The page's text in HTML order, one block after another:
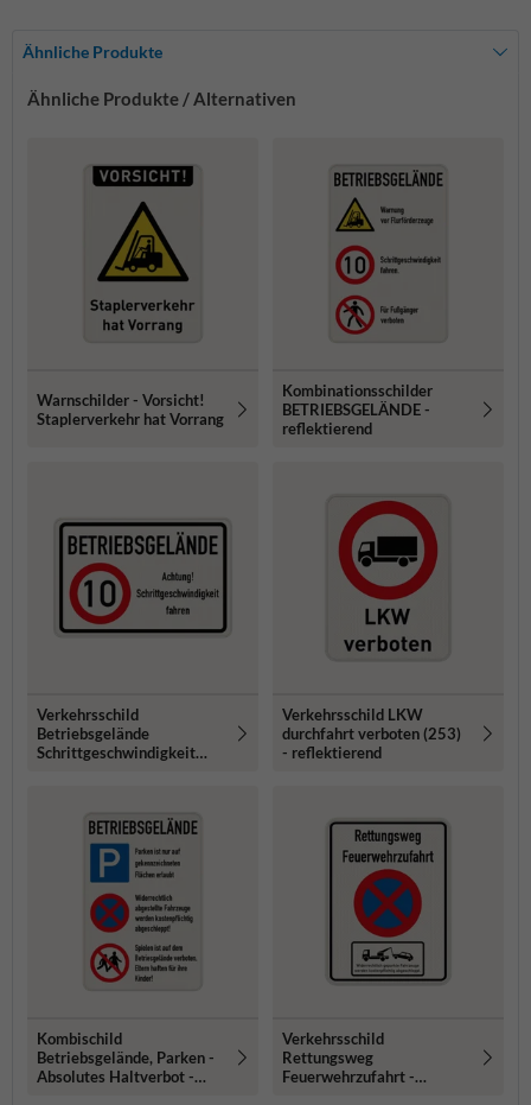
Ähnliche Produkte
Ähnliche Produkte / Alternativen
Warnschilder - Vorsicht!
Staplerverkehr hat Vorrang
Kombinationsschilder
BETRIEBSGELÄNDE -
reflektierend
Verkehrsschild
Betriebsgelände
Schrittgeschwindigkeit
Verkehrsschild LKW
durchfahrt verboten (253)
- reflektierend
Kombischild
Betriebsgelände, Parken -
Absolutes Haltverbot -
Verkehrsschild
Rettungsweg
Feuerwehrzufahrt -